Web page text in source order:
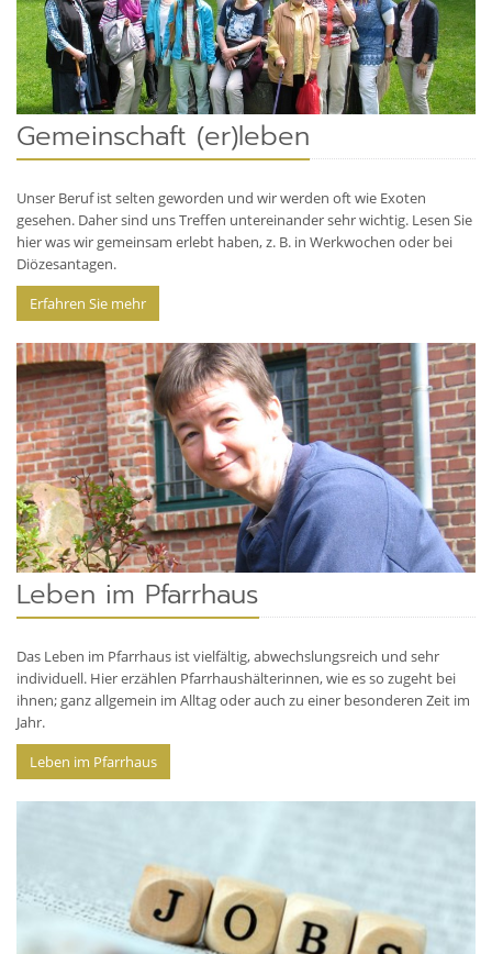
Gemeinschaft (er)leben
Unser Beruf ist selten geworden und wir werden oft wie Exoten
gesehen. Daher sind uns Treffen untereinander sehr wichtig. Lesen Sie
hier was wir gemeinsam erlebt haben, z. B. in Werkwochen oder bei
Diözesantagen.
Erfahren Sie mehr
Leben im Pfarrhaus
Das Leben im Pfarrhaus ist vielfältig, abwechslungsreich und sehr
individuell. Hier erzählen Pfarrhaushälterinnen, wie es so zugeht bei
ihnen; ganz allgemein im Alltag oder auch zu einer besonderen Zeit im
Jahr.
Leben im Pfarrhaus